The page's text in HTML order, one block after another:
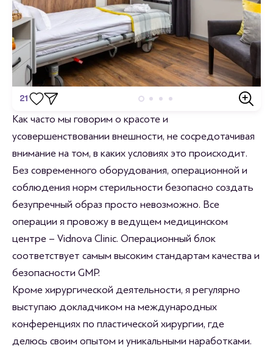
21
Отзывы
Станьте первым кто оставит отзыв.
Как часто мы говорим о красоте и
усовершенствовании внешности, не сосредотачивая
внимание на том, в каких условиях это происходит.
Без современного оборудования, операционной и
соблюдения норм стерильности безопасно создать
безупречный образ просто невозможно. Все
операции я провожу в ведущем медицинском
центре – Vidnova Clinic. Операционный блок
соответствует самым высоким стандартам качества и
безопасности GMP.
Кроме хирургической деятельности, я регулярно
выступаю докладчиком на международных
конференциях по пластической хирургии, где
делюсь своим опытом и уникальными наработками.